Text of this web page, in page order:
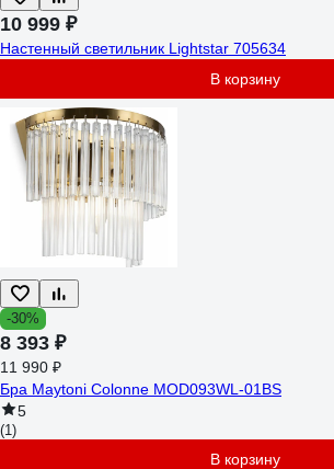
10 999 ₽
Настенный светильник Lightstar 705634
В корзину
-30%
8 393 ₽
11 990 ₽
Бра Maytoni Colonne MOD093WL-01BS
5
(1)
В корзину